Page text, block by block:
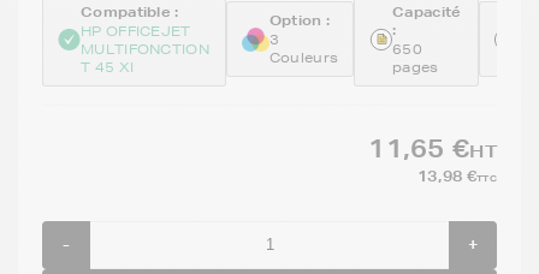
Compatible :
HP OFFICEJET
MULTIFONCTION
T 45 XI
Option :
3
Couleurs
Capacité
:
650
pages
11,65 €HT
13,98 €TTC
- +